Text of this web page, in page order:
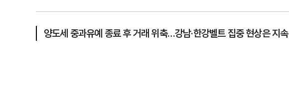
양도세 중과유예 종료 후 거래 위축…강남·한강벨트 집중 현상은 지속